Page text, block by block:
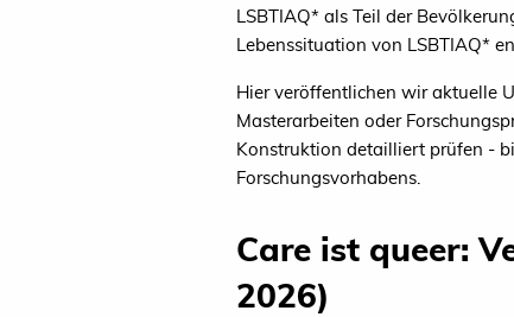
LSBTIAQ* als Teil der
Lebenssituation von LSBTIAQ*
Hier veröffentlichen wir aktuelle
Masterarbeiten oder
Konstruktion detailliert prüfen -
Forschungsvorhabens.
Care ist queer:
2026)